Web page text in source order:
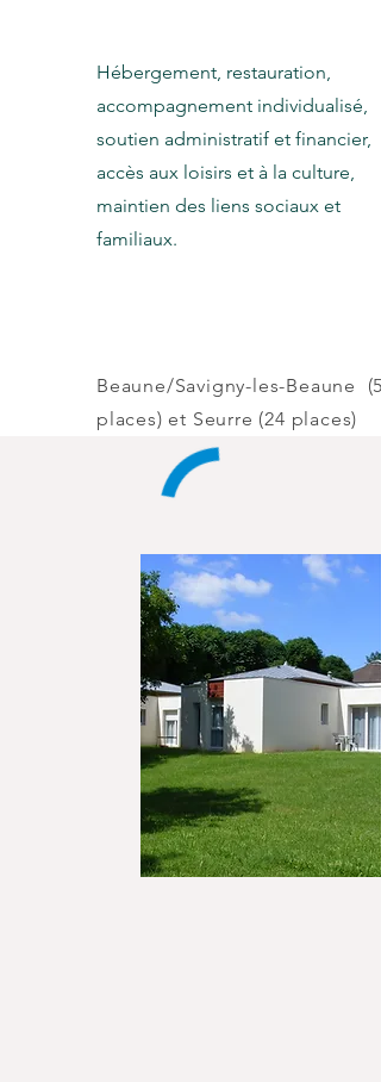
Hébergement, restauration,
accompagnement individualisé,
soutien administratif et financier,
accès aux loisirs et à la culture,
maintien des liens sociaux et
familiaux.
Beaune/Savigny-les-Beaune
places) et Seurre (24 places)